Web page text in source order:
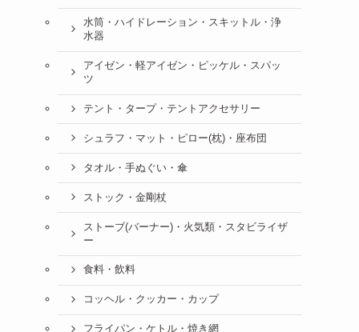
水筒・ハイドレーション・スキットル・浄
水器
アイゼン・軽アイゼン・ピッケル・スパッ
ツ
テント・タープ・テントアクセサリー
シュラフ・マット・ピロー(枕)・座布団
タオル・手ぬぐい・傘
ストック・金剛杖
ストーブ(バーナー)・火気類・スタビライザ
ー
食料・飲料
コッヘル・クッカー・カップ
フライパン・ケトル・焼き網